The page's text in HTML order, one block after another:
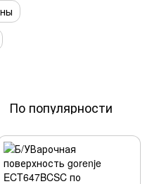
По популярности